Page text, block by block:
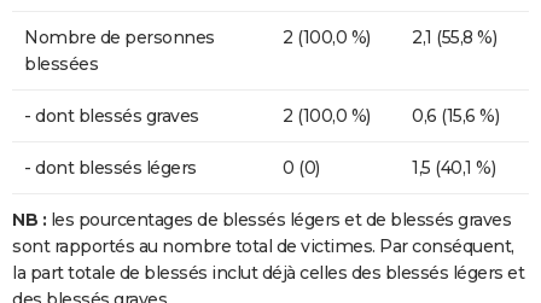
Nombre de personnes
blessées
2 (100,0 %) 2,1 (55,8 %)
- dont blessés graves 2 (100,0 %) 0,6 (15,6 %)
- dont blessés légers 0 (0) 1,5 (40,1 %)
NB : les pourcentages de blessés légers et de blessés graves
sont rapportés au nombre total de victimes. Par conséquent,
la part totale de blessés inclut déjà celles des blessés légers et